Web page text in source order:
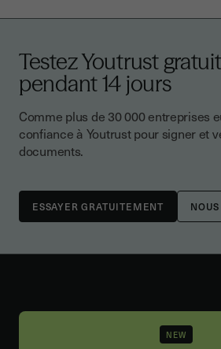
Testez Youtrust
pendant 14 jours
Comme plus de 30 000 entreprises
confiance à Youtrust pour signer et
documents.
NEW